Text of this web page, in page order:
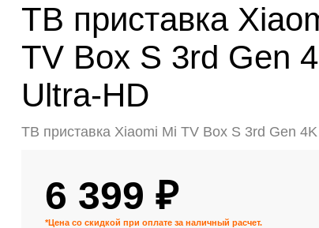
ТВ приставка
TV Box S 3rd Gen
Ultra-HD
ТВ приставка Xiaomi Mi TV Box S 3rd Gen
6 399 ₽
*Цена со скидкой при оплате за наличный расчет.